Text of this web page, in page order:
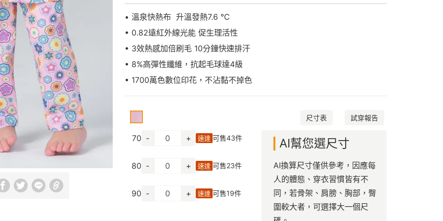
• 溫泉快熱布 升溫發熱7.6 °C
• 0.82遠紅外線光能 促生理活性
• 3效熱感加倍刷毛 10分鐘快速排汗
• 8%高彈性纖維，抗起毛球達4級
• 1700萬色數位印花，不沾黏不掉色
尺寸表 試穿報告
70 - + 速達 可售43件
80 - + 速達 可售23件
90 - + 速達 可售19件
AI幫您選尺寸
AI換算尺寸僅供參考，因應每
人的體態、穿衣習慣皆有不
同，若骨架、肩膀、胸部，臀
圍較大者，可選擇大一個尺